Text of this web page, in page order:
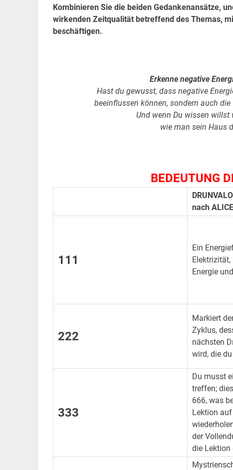
Kombinieren Sie die beiden Gedankenansätze,
wirkenden Zeitqualität betreffend des Themas,
beschäftigen.
Erkenne negative
Hast du gewusst, dass negative
beeinflussen können, sondern auch
Und wenn Du wissen
wie man sein Haus
BEDEUTUNG
nach
111
Ein
Elektrizität,
Energie
222
Markiert
Zyklus,
nächsten
wird, die
333
Du musst
treffen;
666, was
Lektion
der
die Lektion